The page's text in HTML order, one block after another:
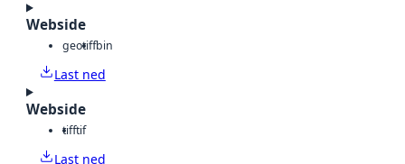
Webside
geotiffbin
Last ned
Webside
tifftif
Last ned